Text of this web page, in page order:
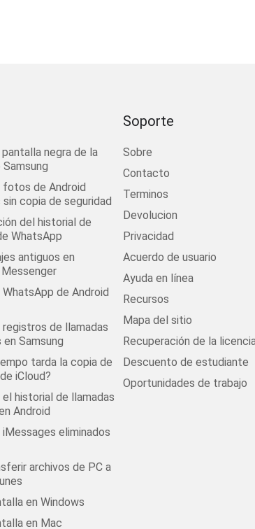
negra de la
fotos de Android
sin copia de seguridad
del historial de
WhatsApp
antiguos en
WhatsApp de Android
registros de llamadas
en Samsung
tarda la copia de
iCloud?
el historial de llamadas
Android
iMessages eliminados
archivos de PC a
en Windows
en Mac
Soporte
Sobre
Contacto
Terminos
Devolucion
Privacidad
Acuerdo de usuario
Ayuda en línea
Recursos
Mapa del sitio
Recuperación de la
Descuento de estudiante
Oportunidades de trabajo